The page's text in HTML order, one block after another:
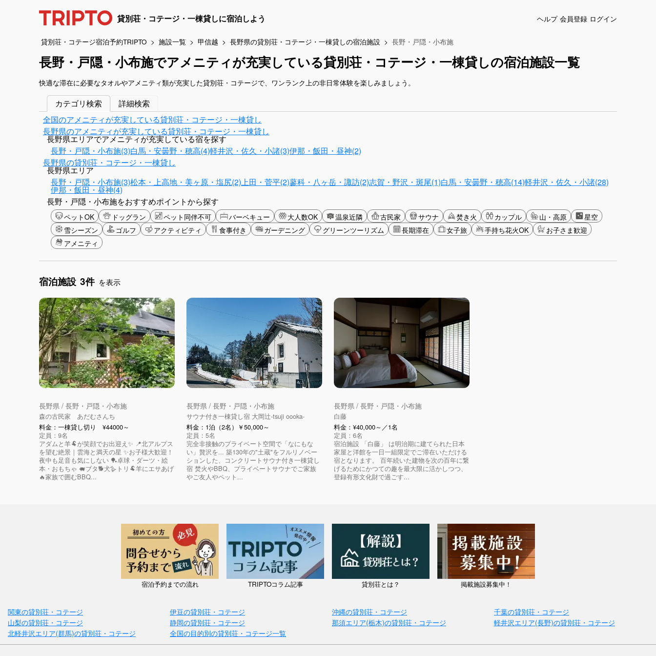
貸別荘・コテージ・一棟貸しに宿泊しよう ヘルプ 会員登録 ログイン
貸別荘・コテージ宿泊予約TRIPTO 施設一覧 甲信越 長野県の貸別荘・コテージ・一棟貸しの宿泊施設 長野・戸隠・小布施
長野・戸隠・小布施でアメニティが充実している貸別荘・コテージ・一棟貸しの宿泊施設一覧
快適な滞在に必要なタオルやアメニティ類が充実した貸別荘・コテージで、ワンランク上の非日常体験を楽しみましょう。
カテゴリ検索
詳細検索
全国のアメニティが充実している貸別荘・コテージ・一棟貸し
長野県のアメニティが充実している貸別荘・コテージ・一棟貸し
長野県エリアでアメニティが充実している宿を探す
長野・戸隠・小布施(3)白馬・安曇野・穂高(4)軽井沢・佐久・小諸(3)伊那・飯田・昼神(2)
長野県の貸別荘・コテージ・一棟貸し
長野県エリア
長野・戸隠・小布施(3)松本・上高地・美ヶ原・塩尻(2)上田・菅平(2)蓼科・八ヶ岳・諏訪(2)志賀・野沢・斑尾(1)白馬・安曇野・穂高(14)軽井沢・佐久・小諸(28)
伊那・飯田・昼神(4)
長野・戸隠・小布施をおすすめポイントから探す
ペットOK ドッグラン ペット同伴不可 バーベキュー 大人数OK 温泉近隣 古民家 サウナ 焚き火 カップル 山・高原
星空
雪シーズン
ゴルフ アクティビティ 食事付き ガーデニング グリーンツーリズム 長期滞在 女子旅 手持ち花火OK
お子さま歓迎
アメニティ
宿泊施設 3件 を表示
長野県 / 長野・戸隠・小布施
森の古民家 あだむさんち
料金：一棟貸し切り ¥44000～
定員：9名
アダムと羊🐏が笑顔でお出迎え✨ 📍北アルプス
を望む絶景｜雲海と満天の星 ✨お子様大歓迎！
夜中も足音も気にしない 🏓卓球・ダーツ・絵
本・おもちゃ 🐖ブタ🐕犬🪿トリ🐏羊にエサあげ
🔥家族で囲むBBQ...
長野県 / 長野・戸隠・小布施
サウナ付き一棟貸し宿 大岡辻-tsuji oooka-
料金：1泊（2名）￥50,000～
定員：5名
完全非接触のプライベート空間で「なにもな
い」贅沢を... 築130年の"土蔵"をフルリノベー
ションした、コンクリートサウナ付き一棟貸し
宿 焚火やBBQ、プライベートサウナでご家族
やご友人やペット...
長野県 / 長野・戸隠・小布施
白藤
料金：¥40,000～／1名
定員：6名
宿泊施設 「白藤」 は明治期に建てられた日本
家屋と洋館を一日一組限定でご滞在いただける
宿となります。 百年続いた建物を次の百年に繋
げるためにかつての趣を最大限に活かしつつ、
登録有形文化財で過ごす...
宿泊予約までの流れ TRIPTOコラム記事 貸別荘とは？ 掲載施設募集中！
関東の貸別荘・コテージ 伊豆の貸別荘・コテージ 沖縄の貸別荘・コテージ
千葉の貸別荘・コテージ
山梨の貸別荘・コテージ
静岡の貸別荘・コテージ 那須エリア(栃木)の貸別荘・コテージ
軽井沢エリア(長野)の貸別荘・コテージ
北軽井沢エリア(群馬)の貸別荘・コテージ
全国の目的別の貸別荘・コテージ一覧